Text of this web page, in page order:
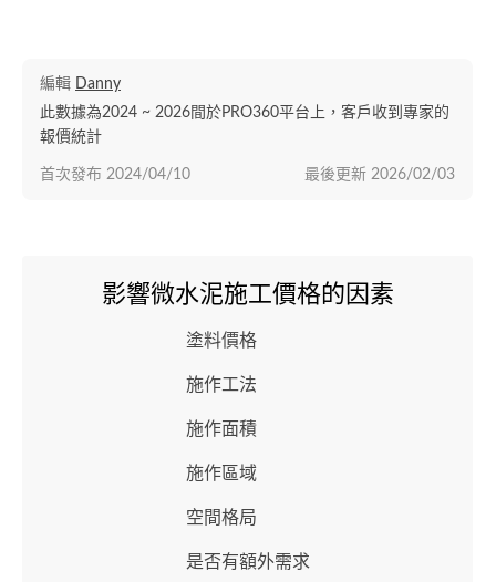
編輯 Danny
此數據為2024 ~ 2026間於PRO360平台上，客戶收到專家的
報價統計
最後更新 2026/02/03
首次發布 2024/04/10
影響微水泥施工價格的因素
塗料價格
施作工法
施作面積
施作區域
空間格局
是否有額外需求